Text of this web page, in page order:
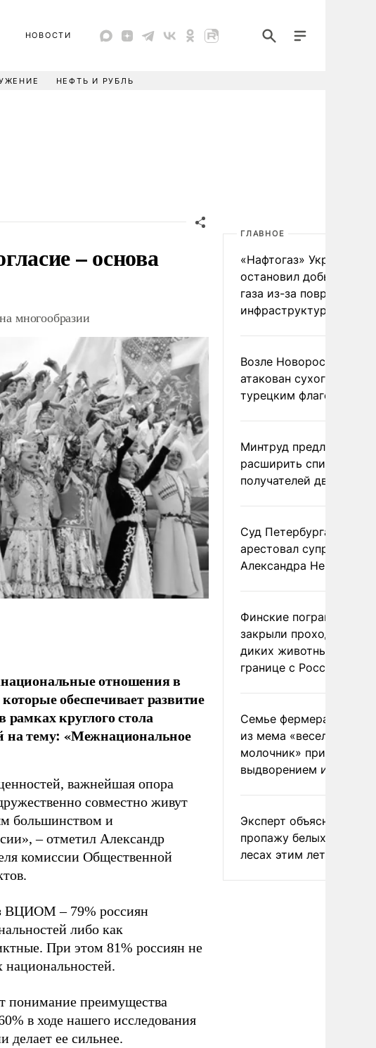
НОВОСТИ
НЕФТЬ И РУБЛЬ
– основа
многообразии
отношения в
обеспечивает развитие
круглого стола
на тему: «Межнациональное
важнейшая опора
совместно живут
большинством и
– отметил Александр
комиссии Общественной
ВЦИОМ – 79% россиян
либо как
При этом 81% россиян не
понимание преимущества
в ходе нашего исследования
делает ее сильнее.
ГЛАВНОЕ
«Нафтогаз» Украины
остановил добычу
газа из-за повреждения
инфраструктуры
Возле Новороссийска
атакован сухогруз под
турецким флагом
Минтруд предложил
расширить список
получателей двух
Суд Петербурга заочно
арестовал супругу
Александра Невзорова
Финские пограничники
закрыли проходы для
диких животных на
границе с Россией
Семье фермера
из мема «веселый
молочник» пригрозили
выдворением из
Эксперт объяснил
пропажу белых грибов
лесах этим летом